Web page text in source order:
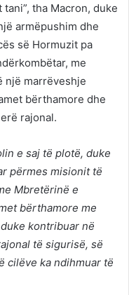
tha Macron, duke
armëpushim dhe
së Hormuzit pa
me
një marrëveshje
bërthamore dhe
rajonal.
e saj të plotë, duke
përmes misionit të
Mbretërinë e
bërthamore me
kontribuar në
të sigurisë, së
cilëve ka ndihmuar të